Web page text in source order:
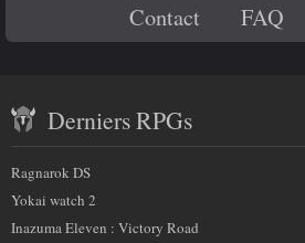
savoir
plus
sur
nous
Contact FAQ
récent
et
partenaires
Derniers RPGs
Ragnarok DS
Yokai watch 2
Inazuma Eleven : Victory Road